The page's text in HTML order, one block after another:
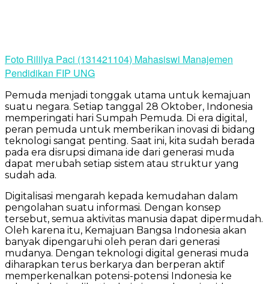
Foto Rililya Paci (131421104) Mahasiswi Manajemen
Pendidikan FIP UNG
Pemuda menjadi tonggak utama untuk kemajuan
suatu negara. Setiap tanggal 28 Oktober, Indonesia
memperingati hari Sumpah Pemuda. Di era digital,
peran pemuda untuk memberikan inovasi di bidang
teknologi sangat penting. Saat ini, kita sudah berada
pada era disrupsi dimana ide dari generasi muda
dapat merubah setiap sistem atau struktur yang
sudah ada.
Digitalisasi mengarah kepada kemudahan dalam
pengolahan suatu informasi. Dengan konsep
tersebut, semua aktivitas manusia dapat dipermudah.
Oleh karena itu, Kemajuan Bangsa Indonesia akan
banyak dipengaruhi oleh peran dari generasi
mudanya. Dengan teknologi digital generasi muda
diharapkan terus berkarya dan berperan aktif
memperkenalkan potensi-potensi Indonesia ke